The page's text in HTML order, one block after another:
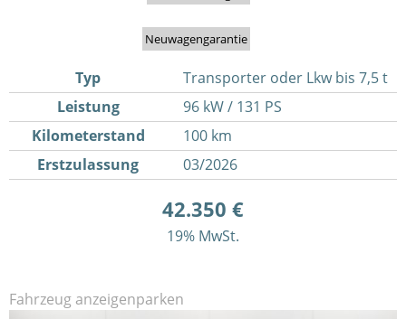
Neuwagengarantie
Typ
Transporter oder Lkw bis 7,5 t
Leistung
96 kW / 131 PS
Kilometerstand
100 km
Erstzulassung
03/2026
42.350 €
19% MwSt.
Fahrzeug anzeigenparken